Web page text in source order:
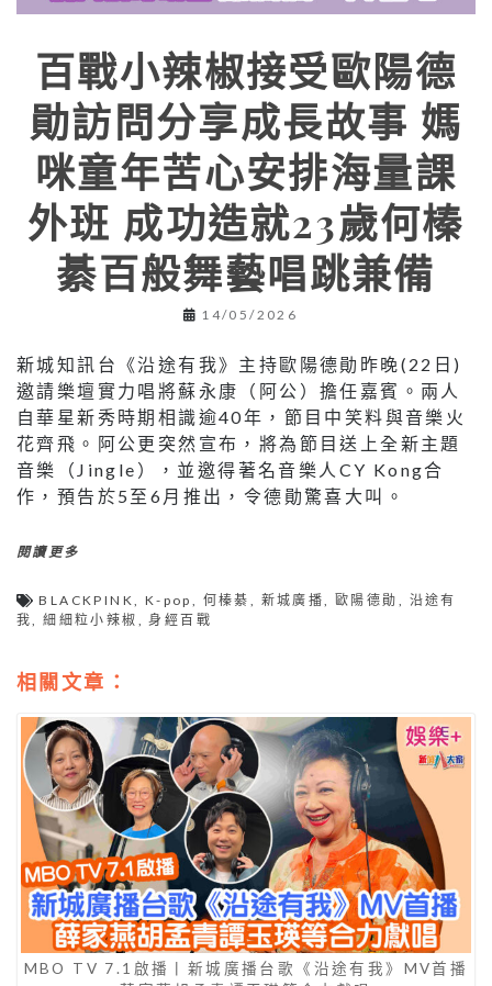
百戰小辣椒接受歐陽德
勛訪問分享成長故事 媽
咪童年苦心安排海量課
外班 成功造就23歲何榛
綦百般舞藝唱跳兼備
14/05/2026
新城知訊台《沿途有我》主持歐陽德勛昨晚(22日)
邀請樂壇實力唱將蘇永康（阿公）擔任嘉賓。兩人
自華星新秀時期相識逾40年，節目中笑料與音樂火
花齊飛。阿公更突然宣布，將為節目送上全新主題
音樂（Jingle），並邀得著名音樂人CY Kong合
作，預告於5至6月推出，令德勛驚喜大叫。
閱讀更多
BLACKPINK, K-pop , 何榛綦 , 新城廣播, 歐陽德勛 , 沿途有
我,細細粒小辣椒 ,身經百戰
相關文章：
MBO TV 7.1啟播丨新城廣播台歌《沿途有我》MV首播